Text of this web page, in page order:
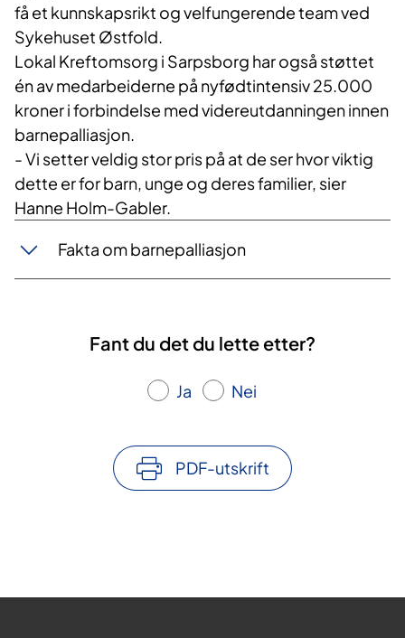
få et kunnskapsrikt og velfungerende team ved
Sykehuset Østfold.
Lokal Kreftomsorg i Sarpsborg har også støttet
én av medarbeiderne på nyfødtintensiv 25.000
kroner i forbindelse med videreutdanningen innen
barnepalliasjon.
- Vi setter veldig stor pris på at de ser hvor viktig
dette er for barn, unge og deres familier, sier
Hanne Holm-Gabler.
Fakta om barnepalliasjon
Fant du det du lette etter?
Ja Nei
PDF-utskrift